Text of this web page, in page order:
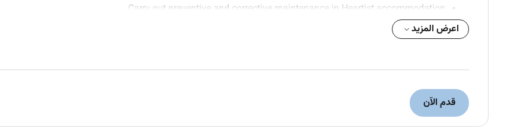
Carry out preventive and corrective maintenance in Heartist accommodation.
Perform repairs related to air conditioning (AC) electrical systems plumbing carpentry painting and general
building maintenance.
Ensure all maintenance work complies with health safety and company standards.
Maintain tools equipment and accurate maintenance records.
اعرض المزيد
قدم الآن